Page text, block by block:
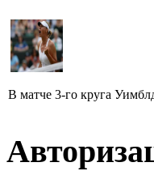
В матче 3-го круга